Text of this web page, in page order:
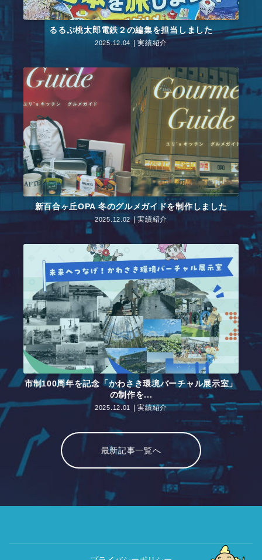
るるぶ桃太郎電鉄２の編集を担当しました
2025.12.04 実績紹介
新百合ヶ丘OPA 冬のグルメガイドを制作しました
2025.12.02 実績紹介
市制100周年を記念「かわさき環境バーチャル展示室」
の制作を...
2025.12.01 実績紹介
最新記事一覧へ